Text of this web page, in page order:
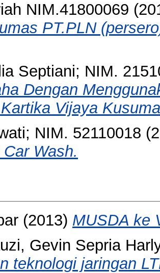
NIM.41800069
PT.PLN
Septiani; NIM.
Dengan
Vijaya
NIM. 52110018
Wash.
(2013) MUSDA ke
Gevin Sepria
teknologi jaringan